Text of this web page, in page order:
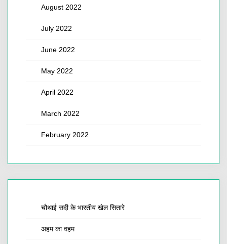
August 2022
July 2022
June 2022
May 2022
April 2022
March 2022
February 2022
चौथाई सदी के भारतीय खेल सितारे
अहम का वहम